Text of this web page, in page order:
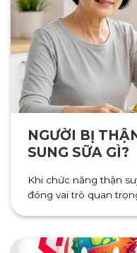
NGƯỜI BỊ
SUNG SỮA GÌ?
Khi chức năng thận
đóng vai trò quan